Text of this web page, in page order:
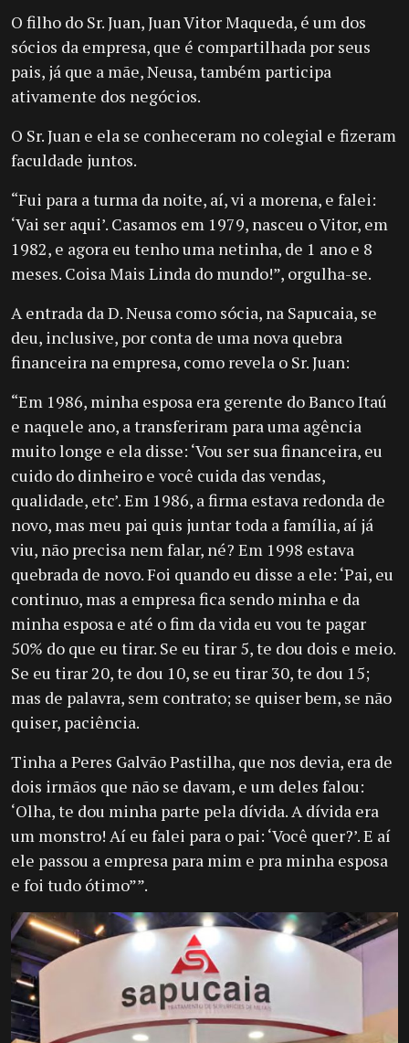
O filho do Sr. Juan, Juan Vitor Maqueda, é um dos
sócios da empresa, que é compartilhada por seus
pais, já que a mãe, Neusa, também participa
ativamente dos negócios.
O Sr. Juan e ela se conheceram no colegial e fizeram
faculdade juntos.
“Fui para a turma da noite, aí, vi a morena, e falei:
‘Vai ser aqui’. Casamos em 1979, nasceu o Vitor, em
1982, e agora eu tenho uma netinha, de 1 ano e 8
meses. Coisa Mais Linda do mundo!”, orgulha-se.
A entrada da D. Neusa como sócia, na Sapucaia, se
deu, inclusive, por conta de uma nova quebra
financeira na empresa, como revela o Sr. Juan:
“Em 1986, minha esposa era gerente do Banco Itaú
e naquele ano, a transferiram para uma agência
muito longe e ela disse: ‘Vou ser sua financeira, eu
cuido do dinheiro e você cuida das vendas,
qualidade, etc’. Em 1986, a firma estava redonda de
novo, mas meu pai quis juntar toda a família, aí já
viu, não precisa nem falar, né? Em 1998 estava
quebrada de novo. Foi quando eu disse a ele: ‘Pai, eu
continuo, mas a empresa fica sendo minha e da
minha esposa e até o fim da vida eu vou te pagar
50% do que eu tirar. Se eu tirar 5, te dou dois e meio.
Se eu tirar 20, te dou 10, se eu tirar 30, te dou 15;
mas de palavra, sem contrato; se quiser bem, se não
quiser, paciência.
Tinha a Peres Galvão Pastilha, que nos devia, era de
dois irmãos que não se davam, e um deles falou:
‘Olha, te dou minha parte pela dívida. A dívida era
um monstro! Aí eu falei para o pai: ‘Você quer?’. E aí
ele passou a empresa para mim e pra minha esposa
e foi tudo ótimo””.